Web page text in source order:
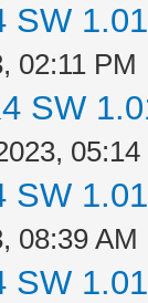
SW
02:11 PM
SW
SW
08:39 AM
SW